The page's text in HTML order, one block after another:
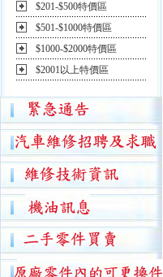
$201-$500特價區
$501-$1000特價區
$1000-$2000特價區
$2001以上特價區